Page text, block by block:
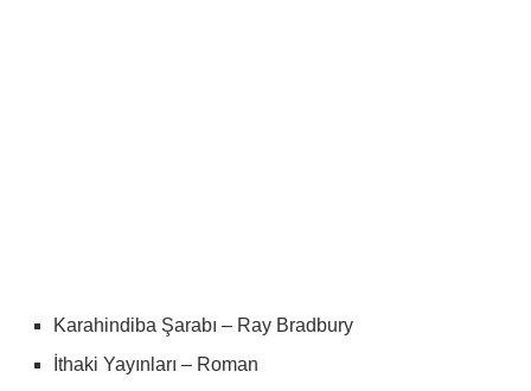
Karahindiba Şarabı – Ray Bradbury
İthaki Yayınları – Roman